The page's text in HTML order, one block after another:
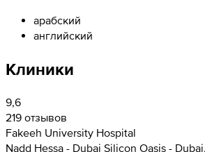
арабский
английский
Клиники
9,6
219 отзывов
Fakeeh University Hospital
Nadd Hessa - Dubai Silicon Oasis -